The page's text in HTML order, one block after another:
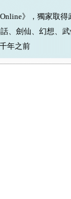
》，獨家取得
話、劍仙、幻想
年之前